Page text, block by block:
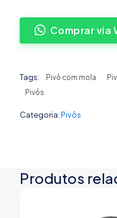
Comprar via
Tags: Pivô com mola
Pivôs
Categoria:Pivôs
Produtos